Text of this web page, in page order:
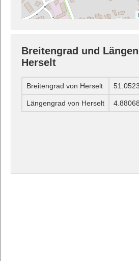
Breitengrad und
Herselt
Breitengrad von Herselt
Längengrad von Herselt 4.88068